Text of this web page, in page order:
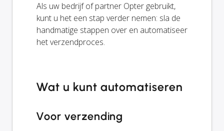
Als uw bedrijf of partner Opter gebruikt,
kunt u het een stap verder nemen: sla de
handmatige stappen over en automatiseer
het verzendproces.
Wat u kunt automatiseren
Voor verzending